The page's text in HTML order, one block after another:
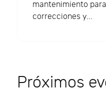
mantenimiento
correcciones y...
Próximos